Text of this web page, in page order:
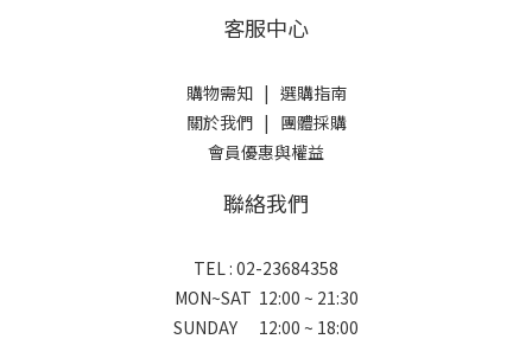
客服中心
購物需知| 選購指南
關於我們| 團體採購
會員優惠與權益
聯絡我們
TEL : 02-23684358
MON~SAT 12:00 ~ 21:30
SUNDAY 12:00 ~ 18:00